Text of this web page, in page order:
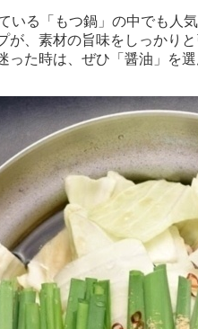
いる「もつ鍋」の中でも人
が、素材の旨味をしっかりと
った時は、ぜひ「醤油」を